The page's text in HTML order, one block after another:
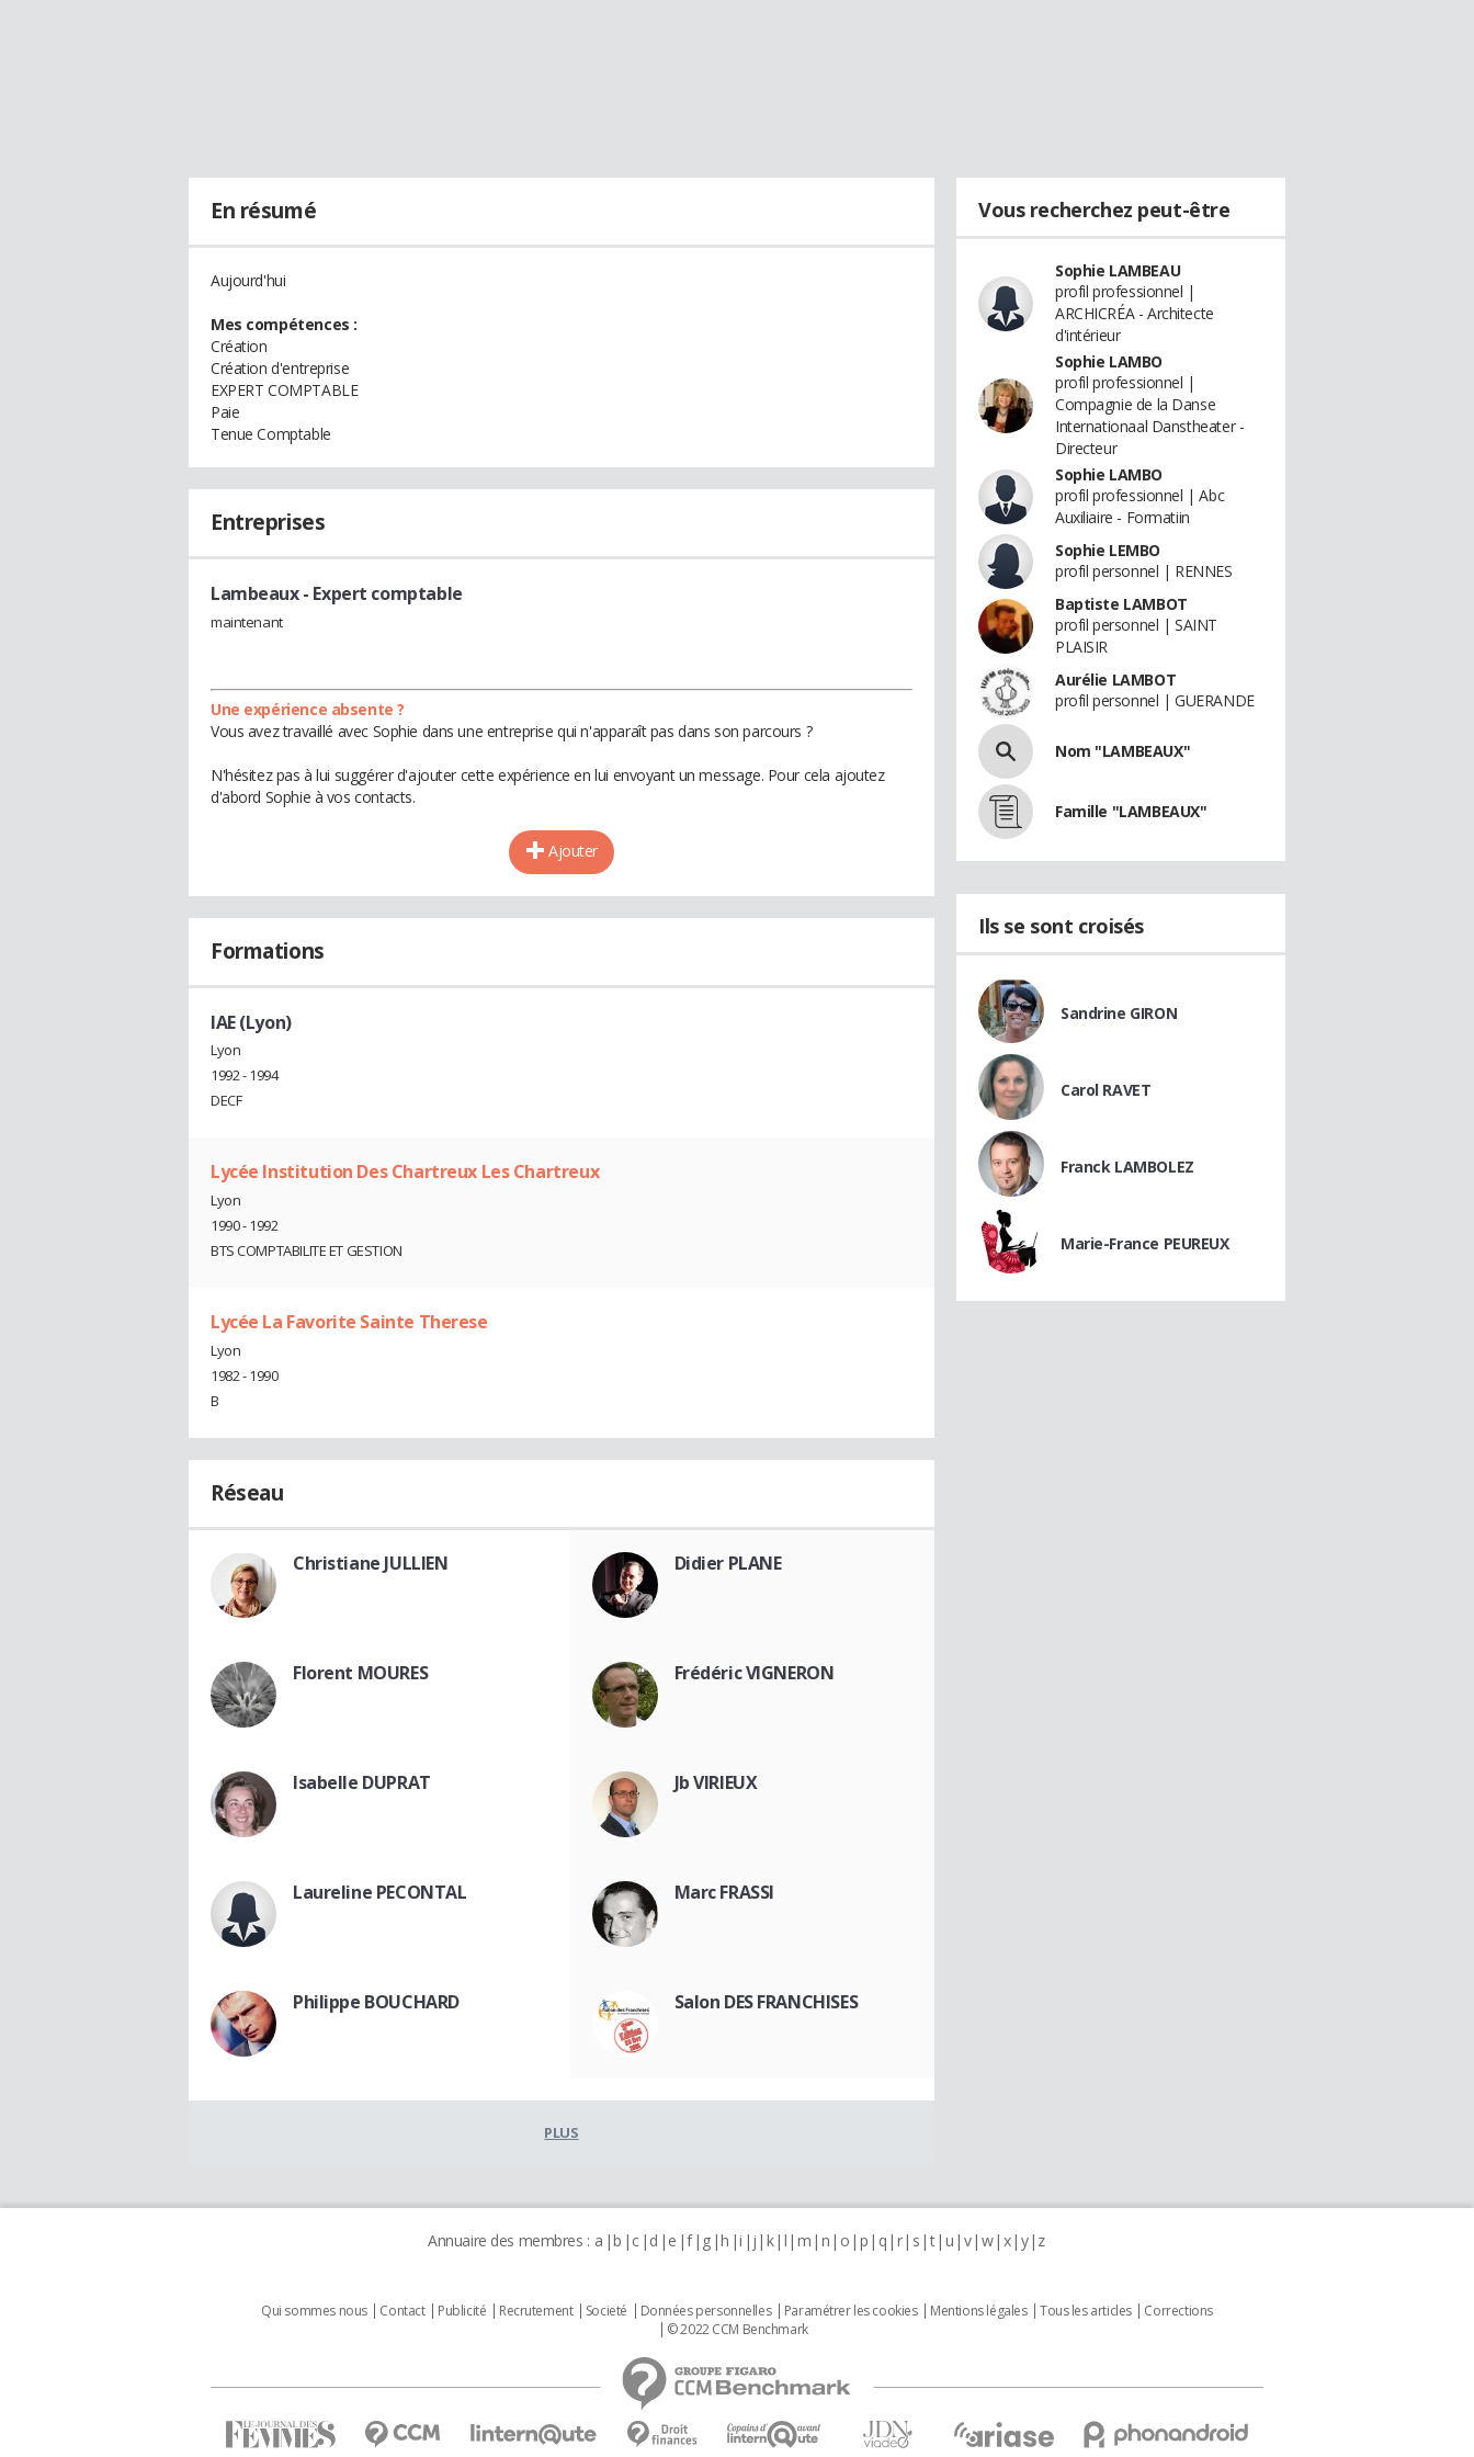
En résumé
Aujourd'hui
Mes compétences :
Création
Création d'entreprise
EXPERT COMPTABLE
Paie
Tenue Comptable
Entreprises
Lambeaux- Expert comptable
maintenant
Une expérience absente ?
Vous avez travaillé avec Sophie dans une entreprise qui n'apparaît pas dans son parcours ?
N'hésitez pas à lui suggérer d'ajouter cette expérience en lui envoyant un message. Pour cela ajoutez
d'abord Sophie à vos contacts.
Ajouter
Formations
IAE (Lyon)
Lyon
1992 - 1994
DECF
Lycée Institution Des Chartreux Les Chartreux
Lyon
1990 - 1992
BTS COMPTABILITE ET GESTION
Lycée La Favorite Sainte Therese
Lyon
1982 - 1990
B
Réseau
Christiane JULLIEN Didier PLANE
Florent MOURES Frédéric VIGNERON
Isabelle DUPRAT Jb VIRIEUX
Laureline PECONTAL Marc FRASSI
Philippe BOUCHARD Salon DES FRANCHISES
PLUS
Vous recherchez peut-être
Sophie LAMBEAU
profil professionnel |
ARCHICRÉA - Architecte
d'intérieur
Sophie LAMBO
profil professionnel |
Compagnie de la Danse
Internationaal Danstheater -
Directeur
Sophie LAMBO
profil professionnel | Abc
Auxiliaire - Formatiin
Sophie LEMBO
profil personnel | RENNES
Baptiste LAMBOT
profil personnel | SAINT
PLAISIR
Aurélie LAMBOT
profil personnel | GUERANDE
Nom "LAMBEAUX"
Famille "LAMBEAUX"
Ils se sont croisés
Sandrine GIRON
Carol RAVET
Franck LAMBOLEZ
Marie-France PEUREUX
Annuaire des membres : a b c d e f g h i j k l m n o p q r s t u v w x y z
Qui sommes nous Contact Publicité Recrutement Societé Données personnelles Paramétrer les cookies Mentions légales Tous les articles
Corrections
© 2022 CCM Benchmark